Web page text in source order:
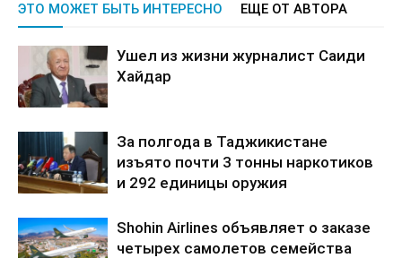
ЭТО МОЖЕТ БЫТЬ ИНТЕРЕСНО ЕЩЕ ОТ АВТОРА
Ушел из жизни журналист Саиди
Хайдар
За полгода в Таджикистане
изъято почти 3 тонны наркотиков
и 292 единицы оружия
Shohin Airlines объявляет о заказе
четырех самолетов семейства